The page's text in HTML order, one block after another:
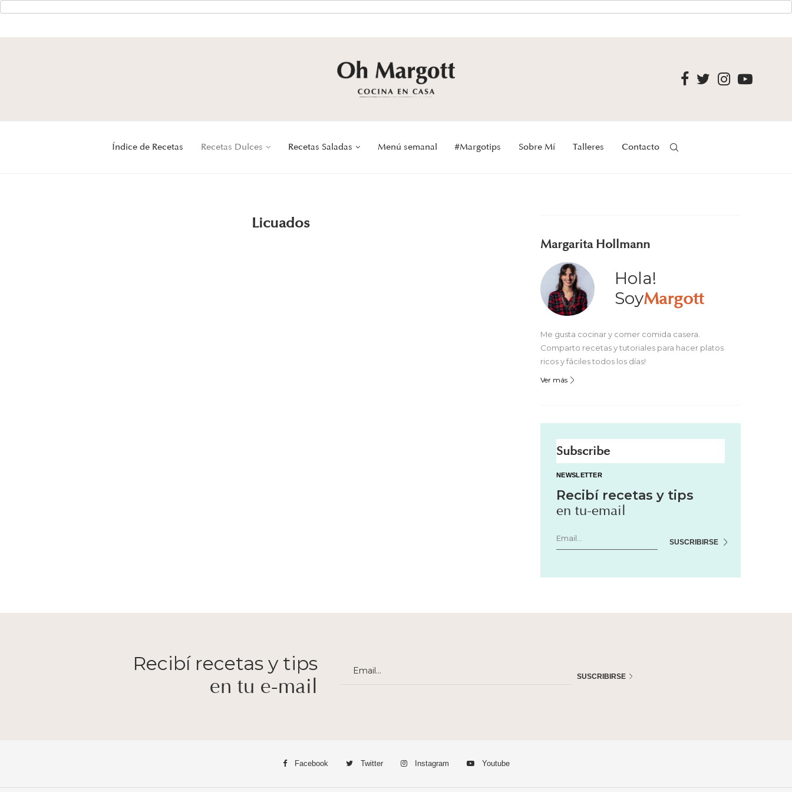
Índice de Recetas Recetas Dulces Recetas Saladas Menú semanal #Margotips Sobre Mí Talleres Contacto
Licuados
Margarita Hollmann
Hola!
SoyMargott
Me gusta cocinar y comer comida casera.
Comparto recetas y tutoriales para hacer platos
ricos y fáciles todos los días!
Ver más
Subscribe
NEWSLETTER
Recibí recetas y tips
en tu-email
SUSCRIBIRSE
Recibí recetas y tips
SUSCRIBIRSE
Facebook Twitter Instagram Youtube